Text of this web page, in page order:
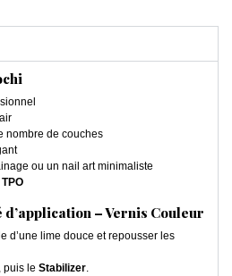
nombre de couches
ou un nail art minimaliste
– Vernis Couleur
d’une lime douce et repousser les
, puis le Stabilizer.